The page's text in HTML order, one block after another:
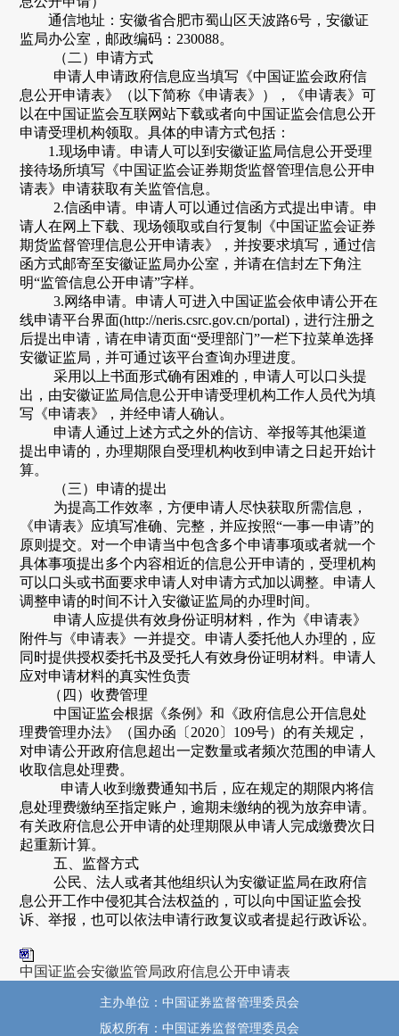
通信地址 ：安徽省合肥市蜀山区天波路6号，安徽证
监局办公室，邮政编码：230088。
（二） 申请方式
申请人申请政府信息应当填写《中国证监会政府信
息公开申请表》（以下简称《申请表》），《申请表》可
以在中国证监会互联网站下载或者向中国证监会信息公开
申请受理机构领取。具体的申请方式包括：
1.现场申请。申请人可以到安徽证监局信息公开受理
接待场所填写《中国证监会证券期货监督管理信息公开申
请表》申请获取有关监管信息。
2.信函申请。申请人可以通过信函方式提出申请。申
请人在网上下载、现场领取或自行复制《中国证监会证券
期货监督管理信息公开申请表》，并按要求填写，通过信
函方式邮寄至安徽证监局办公室，并请在信封左下角注
明“监管信息公开申请”字样。
3.网络申请。申请人可进入中国证监会依申请公开在
线申请平台界面(http://neris.csrc.gov.cn/portal)，进行注册之
后提出申请，请在申请页面“受理部门”一栏下拉菜单选择
安徽证监局，并可通过该平台查询办理进度。
采用以上书面形式确有困难的，申请人可以口头提
出，由安徽证监局信息公开申请受理机构工作人员代为填
写《申请表》，并经申请人确认。
申请人通过上述方式之外的信访、举报等其他渠道
提出申请的，办理期限自受理机构收到申请之日起开始计
算。
（三）申请的提出
为提高工作效率，方便申请人尽快获取所需信息，
《申请表》应填写准确、完整，并应按照“一事一申请”的
原则提交。对一个申请当中包含多个申请事项或者就一个
具体事项提出多个内容相近的信息公开申请的，受理机构
可以口头或书面要求申请人对申请方式加以调整。申请人
调整申请的时间不计入安徽证监局的办理时间。
申请人应提供有效身份证明材料，作为《申请表》
附件与《申请表》一并提交。申请人委托他人办理的，应
同时提供授权委托书及受托人有效身份证明材料。申请人
应对申请材料的真实性负责
（四）收费管理
中国证监会根据《条例》和《政府信息公开信息处
理费管理办法》（国办函〔 2020〕109号）的有关规定，
对申请公开政府信息超出一定数量或者频次范围的申请人
收取信息处理费。
申请人收到缴费通知书后，应在规定的期限内将信
息处理费缴纳至指定账户，逾期未缴纳的视为放弃申请。
有关政府信息公开申请的处理期限从申请人完成缴费次日
起重新计算。
五、监督方式
公民、法人或者其他组织认为安徽证监局在政府信
息公开工作中侵犯其合法权益的，可以向中国证监会投
诉、举报，也可以依法申请行政复议或者提起行政诉讼。
中国证监会安徽监管局政府信息公开申请表
主办单位：中国证券监督管理委员会
版权所有：中国证券监督管理委员会